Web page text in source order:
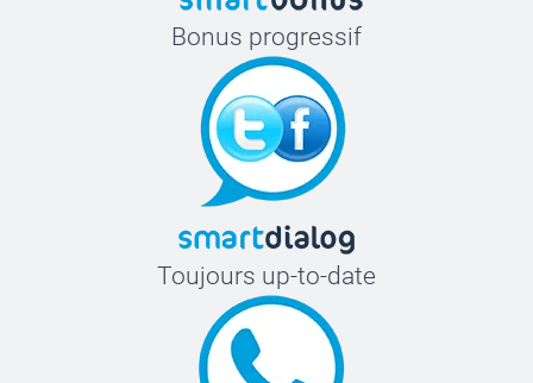
Bonus progressif
Toujours up-to-date